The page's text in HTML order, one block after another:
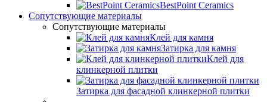
BestPoint Ceramics
Сопутствующие материалы
Сопутствующие материалы
Клей для камня
Затирка для камня
Клей для
клинкерной плитки
Затирка для фасадной клинкерной плитки